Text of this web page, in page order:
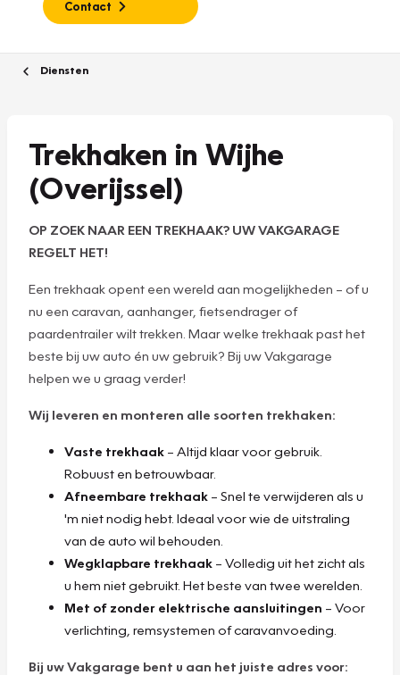
Contact
Diensten
Trekhaken in Wijhe
(Overijssel)
OP ZOEK NAAR EEN TREKHAAK? UW VAKGARAGE
REGELT HET!
Een trekhaak opent een wereld aan mogelijkheden – of u
nu een caravan, aanhanger, fietsendrager of
paardentrailer wilt trekken. Maar welke trekhaak past het
beste bij uw auto én uw gebruik? Bij uw Vakgarage
helpen we u graag verder!
Wij leveren en monteren alle soorten trekhaken:
Vaste trekhaak – Altijd klaar voor gebruik.
Robuust en betrouwbaar.
Afneembare trekhaak – Snel te verwijderen als u
'm niet nodig hebt. Ideaal voor wie de uitstraling
van de auto wil behouden.
Wegklapbare trekhaak – Volledig uit het zicht als
u hem niet gebruikt. Het beste van twee werelden.
Met of zonder elektrische aansluitingen – Voor
verlichting, remsystemen of caravanvoeding.
Bij uw Vakgarage bent u aan het juiste adres voor: